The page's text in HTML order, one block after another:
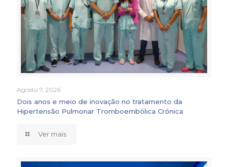
Agosto 7, 2026
Dois anos e meio de inovação no tratamento da
Hipertensão Pulmonar Tromboembólica Crónica
Ver mais